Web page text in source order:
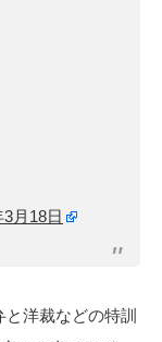
月18日
洋裁などの特訓